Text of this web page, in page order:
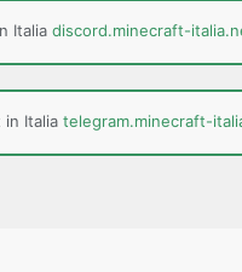
Italia discord.minecraft-
in Italia telegram.minecraft-